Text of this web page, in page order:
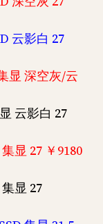
云影白 27
显 深空灰/云
云影白 27
显 27 ￥9180
显 27